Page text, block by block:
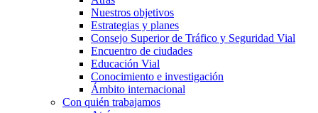
Nuestros objetivos
Estrategias y planes
Consejo Superior de Tráfico y Seguridad Vial
Encuentro de ciudades
Educación Vial
Conocimiento e investigación
Ámbito internacional
Con quién trabajamos